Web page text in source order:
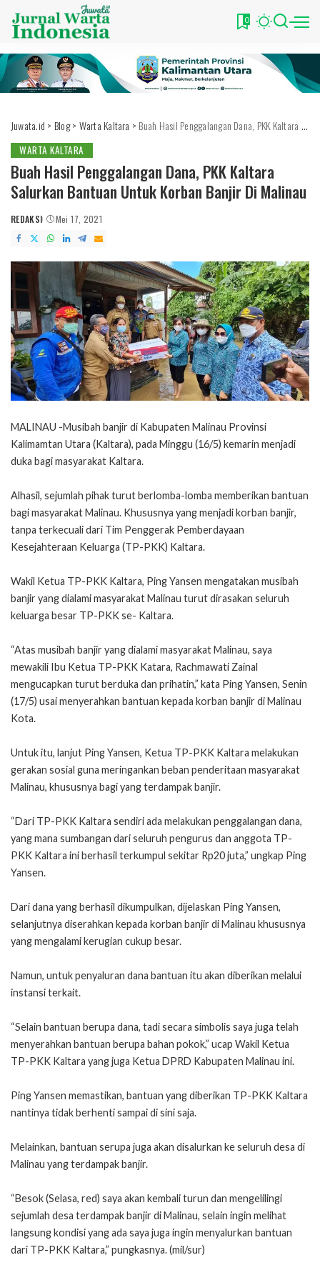
0
Juwata.id > Blog> Warta Kaltara > Buah Hasil Penggalangan Dana, PKK Kaltara Salurkan Bantuan Untuk Korban Banjir Di Malinau
WARTA KALTARA
Buah Hasil Penggalangan Dana, PKK Kaltara
Salurkan Bantuan Untuk Korban Banjir Di Malinau
POSTED
BY
REDAKSI Mei 17, 2021
MALINAU -Musibah banjir di Kabupaten Malinau Provinsi
Kalimamtan Utara (Kaltara), pada Minggu (16/5) kemarin menjadi
duka bagi masyarakat Kaltara.
Alhasil, sejumlah pihak turut berlomba-lomba memberikan bantuan
bagi masyarakat Malinau. Khususnya yang menjadi korban banjir,
tanpa terkecuali dari Tim Penggerak Pemberdayaan
Kesejahteraan Keluarga (TP-PKK) Kaltara.
Wakil Ketua TP-PKK Kaltara, Ping Yansen mengatakan musibah
banjir yang dialami masyarakat Malinau turut dirasakan seluruh
keluarga besar TP-PKK se- Kaltara.
“Atas musibah banjir yang dialami masyarakat Malinau, saya
mewakili Ibu Ketua TP-PKK Katara, Rachmawati Zainal
mengucapkan turut berduka dan prihatin,” kata Ping Yansen, Senin
(17/5) usai menyerahkan bantuan kepada korban banjir di Malinau
Kota.
Untuk itu, lanjut Ping Yansen, Ketua TP-PKK Kaltara melakukan
gerakan sosial guna meringankan beban penderitaan masyarakat
Malinau, khususnya bagi yang terdampak banjir.
“Dari TP-PKK Kaltara sendiri ada melakukan penggalangan dana,
yang mana sumbangan dari seluruh pengurus dan anggota TP-
PKK Kaltara ini berhasil terkumpul sekitar Rp20 juta,” ungkap Ping
Yansen.
Dari dana yang berhasil dikumpulkan, dijelaskan Ping Yansen,
selanjutnya diserahkan kepada korban banjir di Malinau khususnya
yang mengalami kerugian cukup besar.
Namun, untuk penyaluran dana bantuan itu akan diberikan melalui
instansi terkait.
“Selain bantuan berupa dana, tadi secara simbolis saya juga telah
menyerahkan bantuan berupa bahan pokok,” ucap Wakil Ketua
TP-PKK Kaltara yang juga Ketua DPRD Kabupaten Malinau ini.
Ping Yansen memastikan, bantuan yang diberikan TP-PKK Kaltara
nantinya tidak berhenti sampai di sini saja.
Melainkan, bantuan serupa juga akan disalurkan ke seluruh desa di
Malinau yang terdampak banjir.
“Besok (Selasa, red) saya akan kembali turun dan mengelilingi
sejumlah desa terdampak banjir di Malinau, selain ingin melihat
langsung kondisi yang ada saya juga ingin menyalurkan bantuan
dari TP-PKK Kaltara,” pungkasnya. (mil/sur)